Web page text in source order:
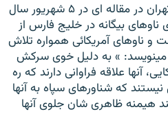
در این ارتباط، روزنامه کیهان تهران در مقاله ای در ۵ شهریور سال
بیگانه در خلیج فارس از
و ناو‌های آمریکائی همواره تلاش
مینویسد: » به دلیل خوی سرکش
آنها علاقه فراوانی دارند که ره
که شناور‌های سپاه به آنها
هیمنه ظاهری شان جلوی آنها